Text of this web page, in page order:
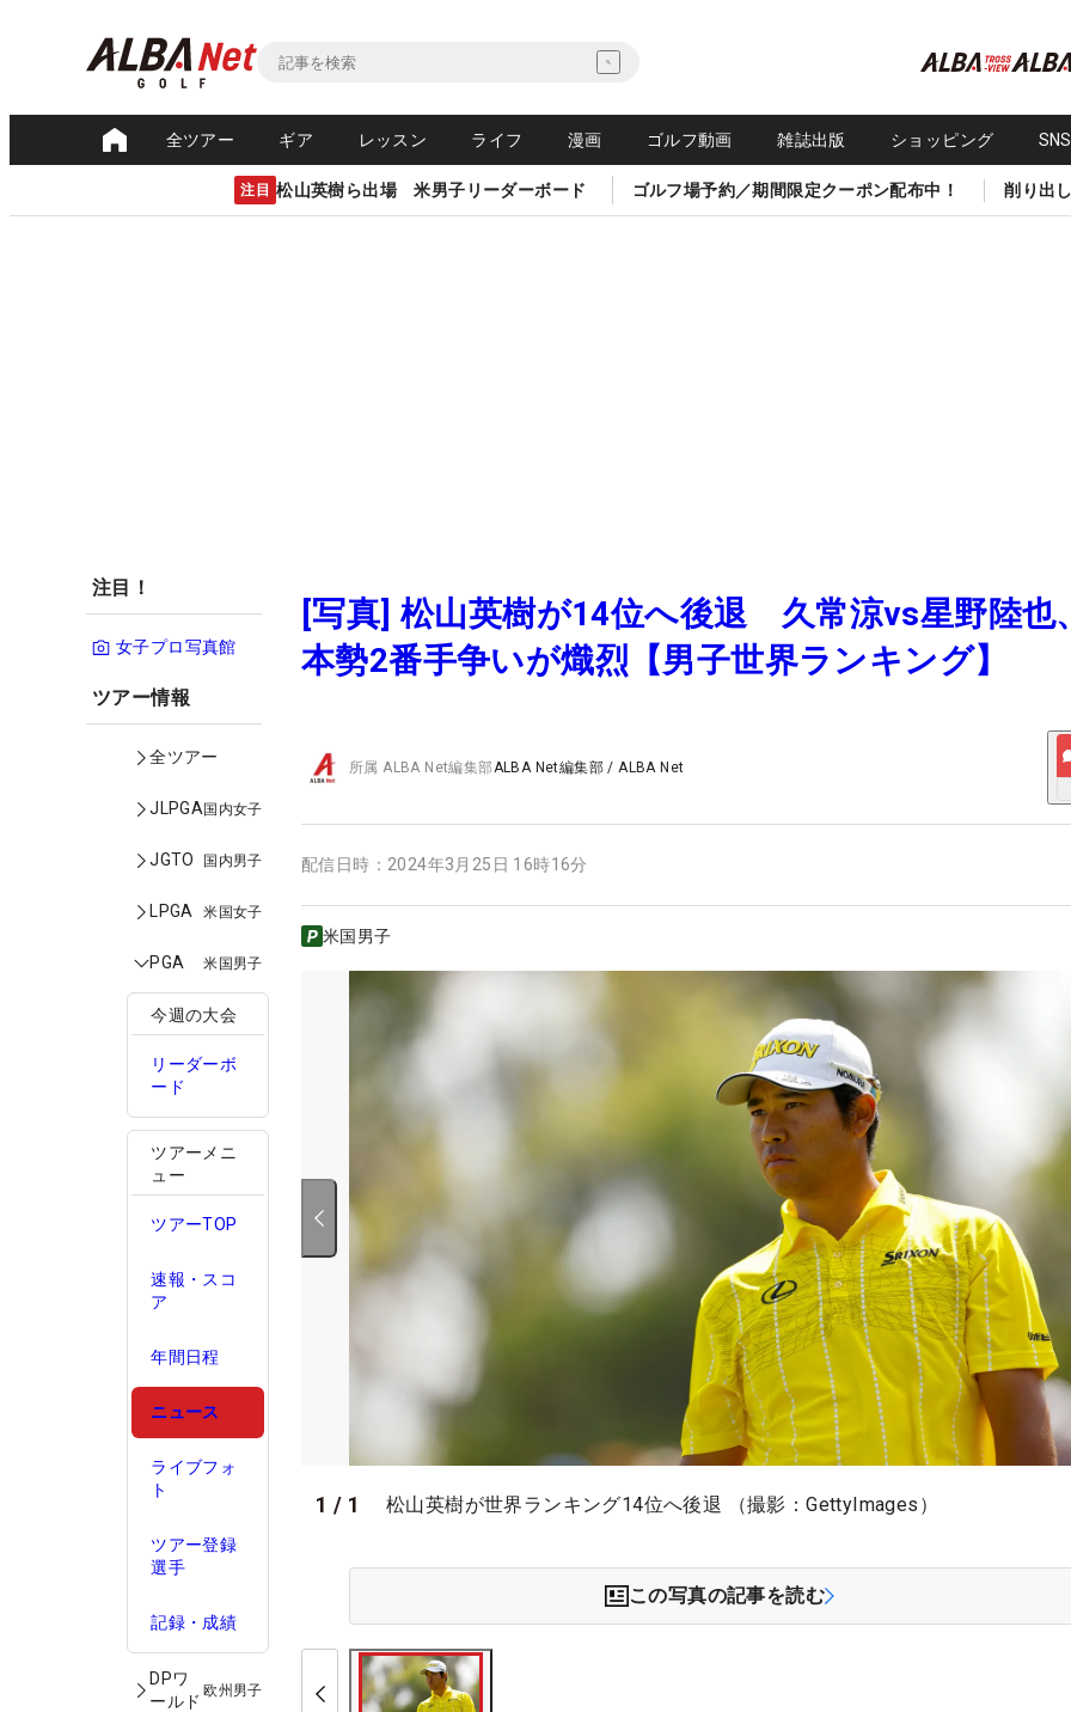
全ツアー ギア レッスン ライフ 漫画 ゴルフ動画 雑誌出版 ショッピング
注目 松山英樹ら出場 米男子リーダーボード ゴルフ場予約／期間限定クーポン配布中！ 削り出
注目！
女子プロ写真館
ツアー情報
全ツアー
JLPGA国内女子
JGTO 国内男子
LPGA 米国女子
PGA 米国男子
今週の大会
リーダーボ
ード
ツアーメニ
ュー
ツアーTOP
速報・スコ
ア
年間日程
ニュース
ライブフォ
ト
ツアー登録
選手
記録・成績
DPワ
ールド
欧州男子
[写真] 松山英樹が14位へ後退 久常涼vs星野陸也
本勢2番手争いが熾烈【男子世界ランキング】
所属ALBA Net編集部ALBA Net編集部 /ALBA Net
配信日時： 2024年3月25日 16時16分
米国男子
1 / 1 松山英樹が世界ランキング14位へ後退 （撮影：GettyImages）
この写真の記事を読む